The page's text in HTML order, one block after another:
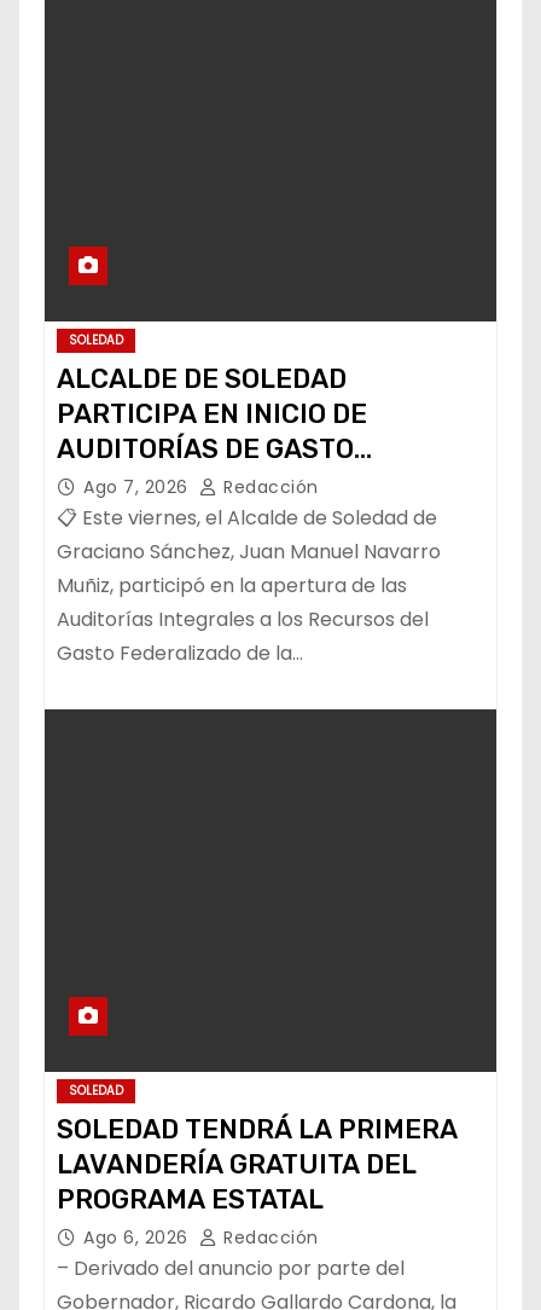
SOLEDAD
ALCALDE DE SOLEDAD
PARTICIPA EN INICIO DE
AUDITORÍAS DE GASTO
FEDERALIZADO 📝
Ago 7, 2026 Redacción
📋 Este viernes, el Alcalde de Soledad de
Graciano Sánchez, Juan Manuel Navarro
Muñiz, participó en la apertura de las
Auditorías Integrales a los Recursos del
Gasto Federalizado de la…
SOLEDAD
SOLEDAD TENDRÁ LA PRIMERA
LAVANDERÍA GRATUITA DEL
PROGRAMA ESTATAL
Ago 6, 2026 Redacción
– Derivado del anuncio por parte del
Gobernador, Ricardo Gallardo Cardona, la